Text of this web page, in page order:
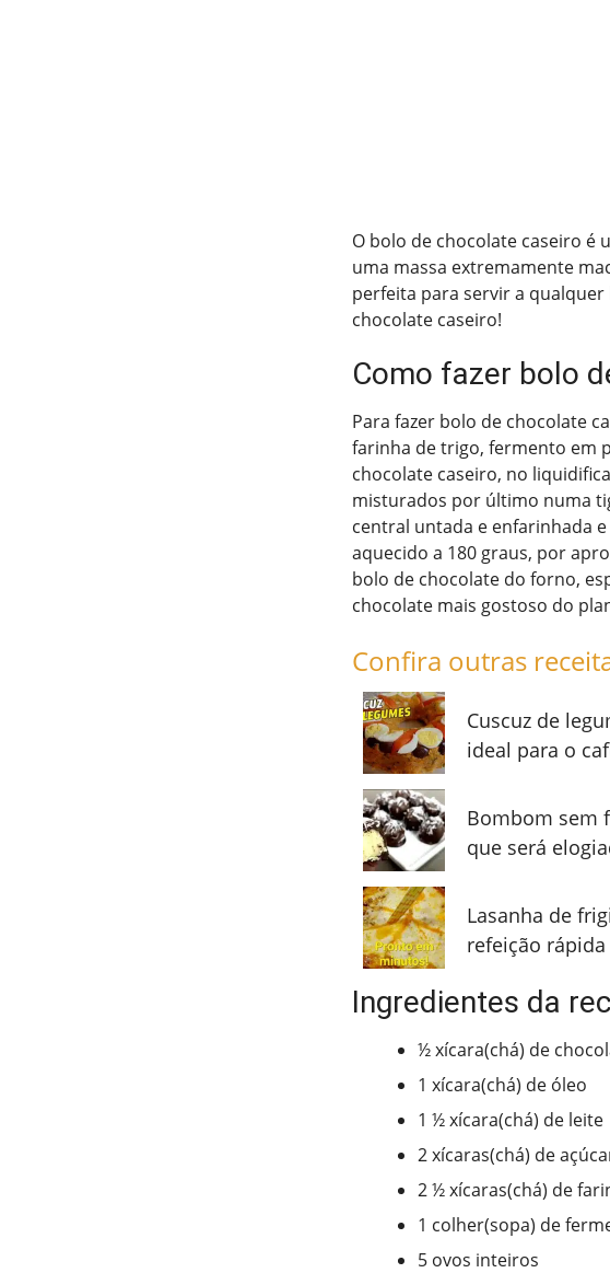
O bolo de chocolate caseiro é
uma massa extremamente
perfeita para servir a
chocolate caseiro!
Como fazer bolo
Para fazer bolo de chocolate
farinha de trigo, fermento em
chocolate caseiro, no
misturados por último numa
central untada e enfarinhada
aquecido a 180 graus, por
bolo de chocolate do forno,
chocolate mais gostoso do
Confira outras
Cuscuz de
ideal para o
Bombom sem
que será
Lasanha de
refeição
Ingredientes da
½ xícara(chá) de
1 xícara(chá) de óleo
1 ½ xícara(chá) de leite
2 xícaras(chá) de
2 ½ xícaras(chá) de
1 colher(sopa) de
5 ovos inteiros